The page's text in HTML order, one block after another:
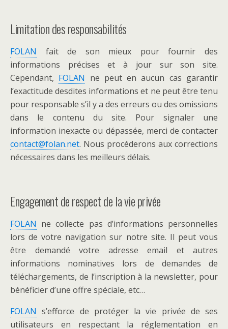
Limitation des responsabilités
FOLAN fait de son mieux pour fournir des
informations précises et à jour sur son site.
Cependant, FOLAN ne peut en aucun cas garantir
l’exactitude desdites informations et ne peut être tenu
pour responsable s’il y a des erreurs ou des omissions
dans le contenu du site. Pour signaler une
information inexacte ou dépassée, merci de contacter
contact@folan.net. Nous procéderons aux corrections
nécessaires dans les meilleurs délais.
Engagement de respect de la vie privée
FOLAN ne collecte pas d’informations personnelles
lors de votre navigation sur notre site. Il peut vous
être demandé votre adresse email et autres
informations nominatives lors de demandes de
téléchargements, de l’inscription à la newsletter, pour
bénéficier d’une offre spéciale, etc…
FOLAN s’efforce de protéger la vie privée de ses
utilisateurs en respectant la réglementation en